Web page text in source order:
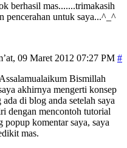
berhasil mas.......trimakasih
pencerahan untuk saya...^_^
09 Maret 2012 07:27 PM
Assalamualaikum Bismillah
akhirnya mengerti konsep
di blog anda setelah saya
dengan mencontoh tutorial
popup komentar saya, saya
mas.